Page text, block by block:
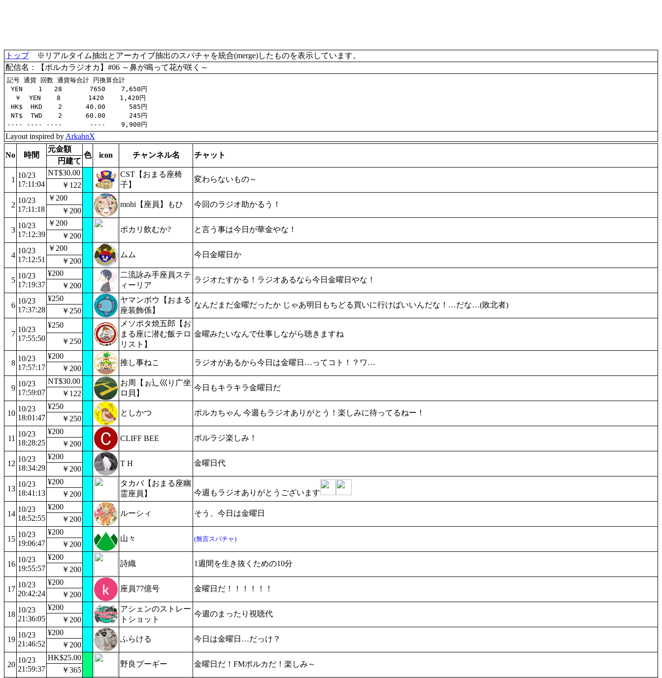
トップ※リアルタイム抽出とアーカイブ抽出のスパチャを統合(merge)したものを表示しています。
配信名：【ポルカラジオカ】#06 ～鼻が鳴って花が咲く～
記号 通貨 回数 通貨毎合計 円換算合計
YEN    1   28       7650    7,650円
  ￥  YEN    8       1420    1,420円
HK$  HKD    2      40.00      585円
NT$  TWD    2      60.00      245円
Layout inspired by ArkahnX
No 時間
元金額
色 icon チャンネル名 チャット
円建て
1
10/23
17:11:04
NT$30.00
CST【おまる座椅
子】
変わらないもの～
￥122
2
10/23
17:11:18
￥200
mohi【座員】もひ 今回のラジオ助かるう！
￥200
3
10/23
17:12:39
￥200
ポカリ飲むか? と言う事は今日が華金やな！
￥200
4
10/23
17:12:51
￥200
ムム 今日金曜日か
￥200
5
10/23
17:19:37
¥200
二流詠み手座員ステ
ィーリア
ラジオたすかる！ラジオあるなら今日金曜日やな！
￥200
6
10/23
17:37:28
¥250
ヤマンボウ【おまる
座装飾係】
なんだまだ金曜だったか じゃあ明日もちどる買いに行けばいいんだな！…だな…(敗北者)
￥250
7
10/23
17:55:50
¥250
メソポタ焼五郎【お
まる座に潜む飯テロ
リスト】
金曜みたいなんで仕事しながら聴きますね
￥250
8
10/23
17:57:17
¥200
推し事ねこ ラジオがあるから今日は金曜日…ってコト！？ワ…
￥200
9
10/23
17:59:07
NT$30.00
お周【ぉ辶巛り广坐
ロ貝】
今日もキラキラ金曜日だ
￥122
10
10/23
18:01:47
¥250
としかつ ポルカちゃん 今週もラジオありがとう！楽しみに待ってるねー！
￥250
11
10/23
18:28:25
¥200
CLIFF BEE
ポルラジ楽しみ！
￥200
12
10/23
18:34:29
¥200
T H
金曜日代
￥200
13
10/23
18:41:13
¥200
タカバ【おまる座幽
霊座員】
今週もラジオありがとうございます
￥200
14
10/23
18:52:55
¥200
ルーシィ そう、今日は金曜日
￥200
15
10/23
19:06:47
¥200
山々 (無言スパチャ)
￥200
16
10/23
19:55:57
¥200
詩織 1週間を生き抜くための10分
￥200
17
10/23
20:42:24
¥200
座員77億号 金曜日だ！！！！！！
￥200
18
10/23
21:36:05
¥200
アシェンのストレー
トショット
今週のまったり視聴代
￥200
19
10/23
21:46:52
¥200
ふらける 今日は金曜日…だっけ？
￥200
20
10/23
21:59:37
HK$25.00
野良プーギー 金曜日だ！FMポルカだ！楽しみ～
￥365